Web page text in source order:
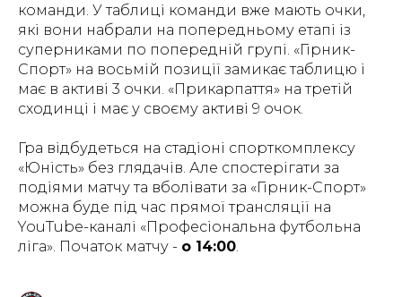
команди. У таблиці команди вже мають очки,
які вони набрали на попередньому етапі із
суперниками по попередній групі. «Гірник-
Спорт» на восьмій позиції замикає таблицю і
має в активі 3 очки. «Прикарпаття» на третій
сходинці і має у своєму активі 9 очок.
Гра відбудеться на стадіоні спорткомплексу
«Юність» без глядачів. Але спостерігати за
подіями матчу та вболівати за «Гірник-Спорт»
можна буде під час прямої трансляції на
YouTube-каналі «Професіональна футбольна
ліга». Початок матчу - о 14:00.